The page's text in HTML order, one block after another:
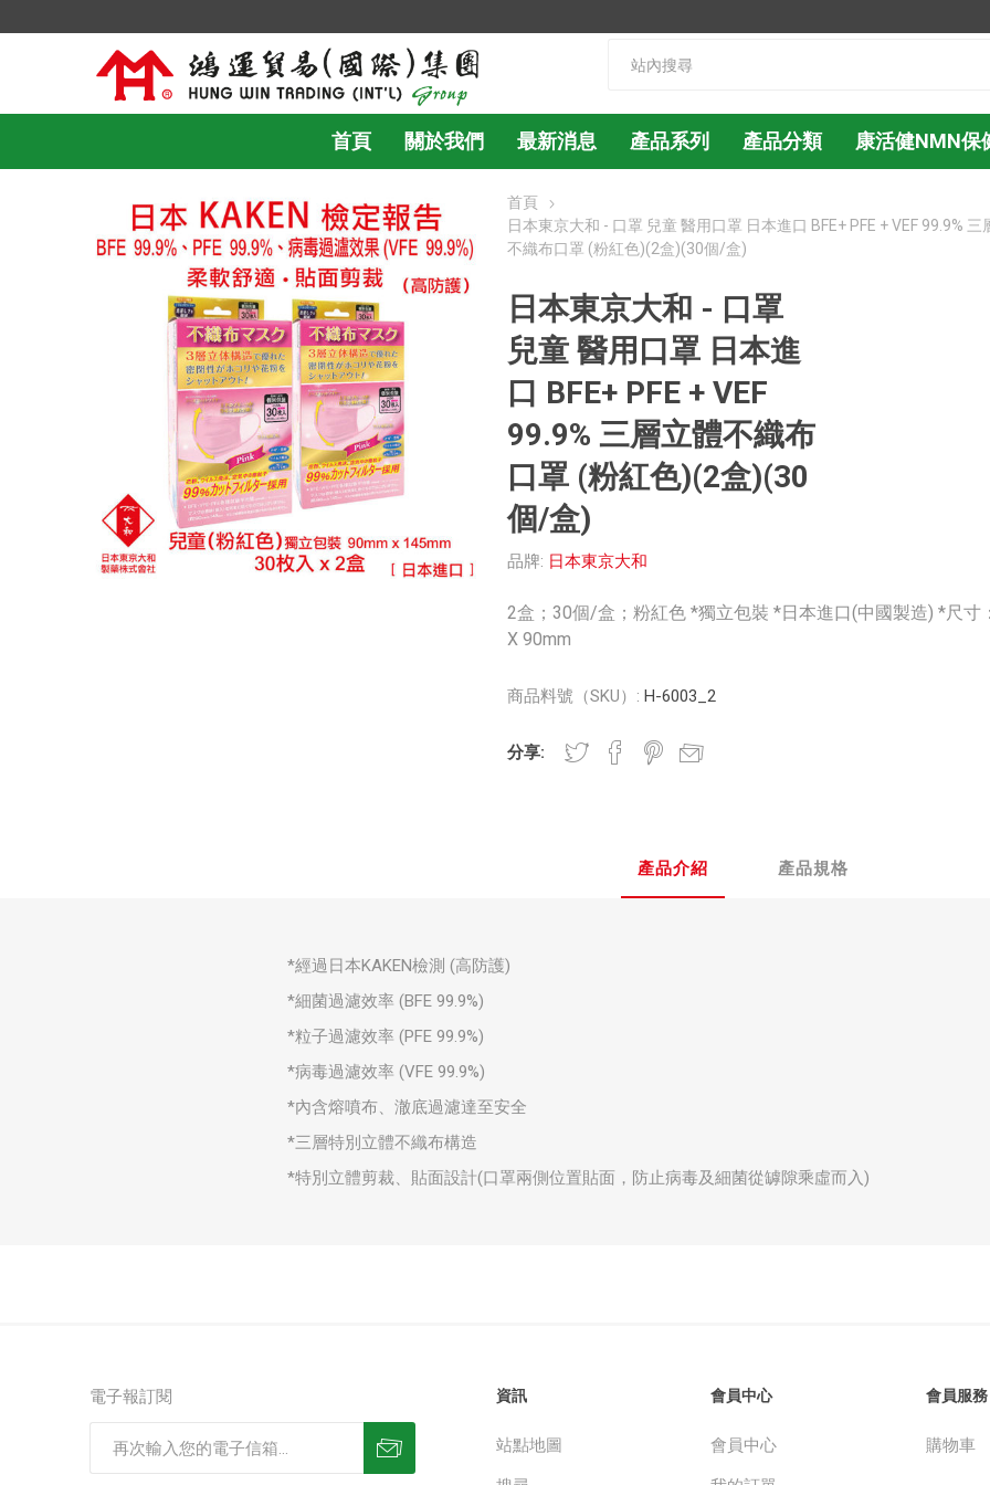
首頁 關於我們 最新消息 產品系列 產品分類 康活健NMN保
首頁
日本東京大和 - 口罩 兒童 醫用口罩 日本進口 BFE+ PFE + VEF 99.9% 三
不織布口罩 (粉紅色)(2盒)(30個/盒)
日本東京大和 - 口罩
兒童 醫用口罩 日本進
口 BFE+ PFE + VEF
99.9% 三層立體不織布
口罩 (粉紅色)(2盒)(30
個/盒)
品牌: 日本東京大和
2盒；30個/盒；粉紅色 *獨立包裝 *日本進口(中國製造) *尺寸
X 90mm
商品料號（SKU）: H-6003_2
分享:
產品介紹 產品規格
*經過日本KAKEN檢測 (高防護)
*細菌過濾效率 (BFE 99.9%)
*粒子過濾效率 (PFE 99.9%)
*病毒過濾效率 (VFE 99.9%)
*內含熔噴布、澈底過濾達至安全
*三層特別立體不織布構造
*特別立體剪裁、貼面設計(口罩兩側位置貼面，防止病毒及細菌從罅隙乘虛而入)
電子報訂閱 資訊
站點地圖
會員中心
會員中心
會員服務
購物車